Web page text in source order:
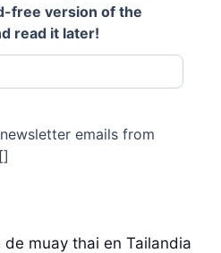
free version of the
read it later!
emails from
muay thai en Tailandia